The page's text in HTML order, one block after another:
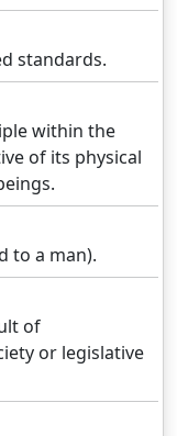
standards.
within the
of its physical
to a man).
of
or legislative